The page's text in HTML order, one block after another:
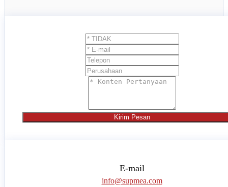
Kirim Pesan
E-mail
info@supmea.com